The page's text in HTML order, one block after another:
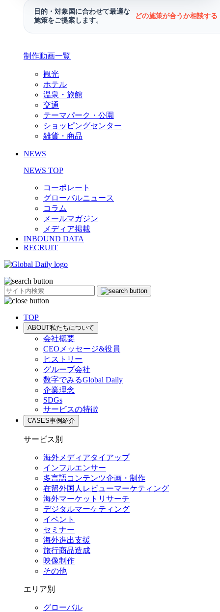
目的・対象国に合わせて最適な
施策をご提案します。
どの施策が合うか相談す
制作動画一覧
観光
ホテル
温泉・旅館
交通
テーマパーク・公園
ショッピングセンター
雑貨・商品
NEWS
NEWS TOP
コーポレート
グローバルニュース
コラム
メールマガジン
メディア掲載
INBOUND DATA
RECRUIT
TOP
ABOUT私たちについて
会社概要
CEOメッセージ&役員
ヒストリー
グループ会社
数字でみるGlobal Daily
企業理念
SDGs
サービスの特徴
CASES事例紹介
サービス別
海外メディアタイアップ
インフルエンサー
多言語コンテンツ企画・制作
在留外国⼈レビューマーケティング
海外マーケットリサーチ
デジタルマーケティング
イベント
セミナー
海外進出支援
旅行商品造成
映像制作
その他
エリア別
グローバル